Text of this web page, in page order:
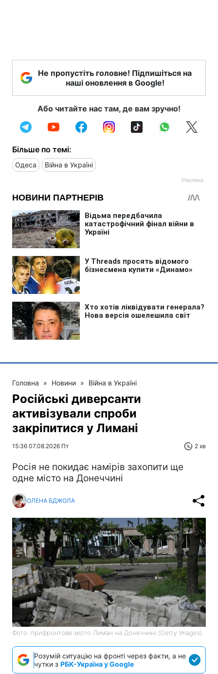
Не пропустіть головне! Підпишіться на
наші оновлення в Google!
Або читайте нас там, де вам зручно!
Більше по темі:
Одеса Війна в Україні
Головна » Новини » Війна в Україні
Російські диверсанти
активізували спроби
закріпитися у Лимані
15:36 07.08.2026 Пт 2 хв
Росія не покидає намірів захопити ще
одне місто на Донеччині
ОЛЕНА БДЖОЛА
Фото: прифронтове місто Лиман на Донеччині (Getty Images)
Розумій ситуацію на фронті через факти, а не
чутки з РБК-Україна у Google